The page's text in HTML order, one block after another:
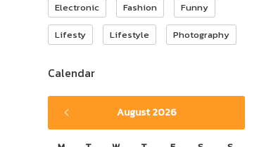
Electronic Fashion Funny
Lifesty Lifestyle Photography
Calendar
August 2026